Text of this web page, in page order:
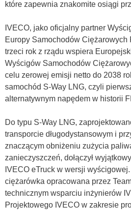
które zapewnia znakomite osiągi
IVECO, jako oficjalny partner
Europy Samochodów Ciężarowych
trzeci rok z rządu wspiera
Wyścigów Samochodów
celu zerowej emisji netto do 2038
samochód S-Way LNG, czyli
alternatywnym napędem w historii
Do typu S-Way LNG,
transporcie długodystansowym i
znaczącym obniżeniu zużycia
zanieczyszczeń, dołączył
IVECO eTruck w wersji
ciężarówka opracowana przez
technicznym wsparciu inżynierów
Projektowego IVECO w zakresie